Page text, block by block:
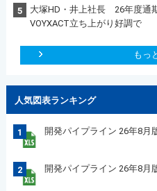
5
大塚HD・井上社長 26年度通
VOYXACT立ち上がり好調で
もっ
人気図表ランキング
1 開発パイプライン 26年8月
2 開発パイプライン 26年8月